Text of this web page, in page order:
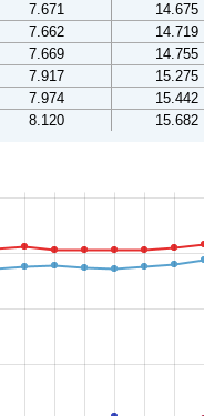
7.671
14.675
7.662
14.719
7.669
14.755
7.917
15.275
7.974
15.442
8.120 15.682